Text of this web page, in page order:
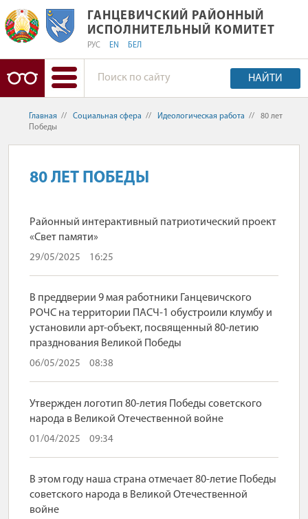
ГАНЦЕВИЧСКИЙ РАЙОННЫЙ
ГАНЦЕВИЧСКИЙ РАЙОННЫЙ
ИСПОЛНИТЕЛЬНЫЙ КОМИТЕТ
РУС EN БЕЛ
НАЙТИ
Главная // Социальная сфера // Идеологическая работа //
80 лет
Победы
80 ЛЕТ ПОБЕДЫ
Районный интерактивный патриотический проект
«Свет памяти»
29/05/2025 16:25
В преддверии 9 мая работники Ганцевичского
РОЧС на территории ПАСЧ-1 обустроили клумбу и
установили арт-объект, посвященный 80-летию
празднования Великой Победы
06/05/2025 08:38
Утвержден логотип 80-летия Победы советского
народа в Великой Отечественной войне
01/04/2025 09:34
В этом году наша страна отмечает 80-летие Победы
советского народа в Великой Отечественной
войне